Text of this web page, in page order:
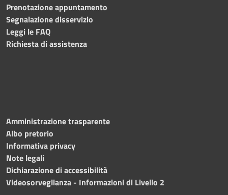
Prenotazione appuntamento
Segnalazione disservizio
Leggi le FAQ
Richiesta di assistenza
Amministrazione trasparente
Albo pretorio
Informativa privacy
Note legali
Dichiarazione di accessibilità
Videosorveglianza - Informazioni di Livello 2